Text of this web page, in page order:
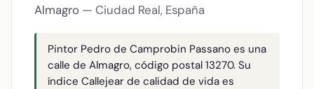
Almagro — Ciudad Real, España
Pintor Pedro de Camprobin Passano es una
calle de Almagro, código postal 13270. Su
índice Callejear de calidad de vida es